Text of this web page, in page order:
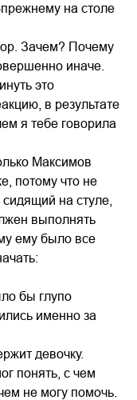
на столе
Зачем? Почему
иначе.
это
в результате
я тебе говорила
Максимов
потому что не
на стуле,
выполнять
ему было все
бы глупо
именно за
девочку.
понять, с чем
не могу помочь.